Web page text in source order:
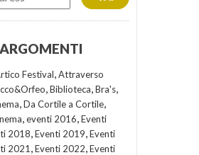
ARGOMENTI
Festival,Attraverso
,Biblioteca,Bra's,
,Da Cortile a Cortile,
,eventi 2016,Eventi
2018,Eventi 2019,Eventi
2021 ,Eventi 2022,Eventi